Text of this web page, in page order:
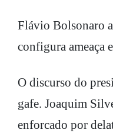
Flávio Bolsonaro
configura ameaça
O discurso do
gafe. Joaquim
enforcado por